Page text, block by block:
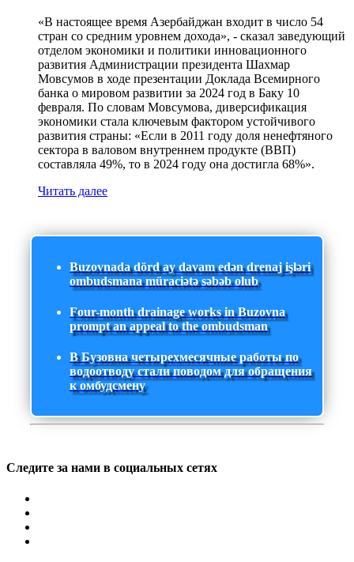
«В настоящее время Азербайджан входит в число 54
стран со средним уровнем дохода», - сказал заведующий
отделом экономики и политики инновационного
развития Администрации президента Шахмар
Мовсумов в ходе презентации Доклада Всемирного
банка о мировом развитии за 2024 год в Баку 10
февраля. По словам Мовсумова, диверсификация
экономики стала ключевым фактором устойчивого
развития страны: «Если в 2011 году доля ненефтяного
сектора в валовом внутреннем продукте (ВВП)
составляла 49%, то в 2024 году она достигла 68%».
Читать далее
Buzovnada dörd ay davam edən drenaj işləri
ombudsmana müraciətə səbəb olub
Four-month drainage works in Buzovna
prompt an appeal to the ombudsman
В Бузовна четырехмесячные работы по
водоотводу стали поводом для обращения
к омбудсмену
Следите за нами в социальных сетях